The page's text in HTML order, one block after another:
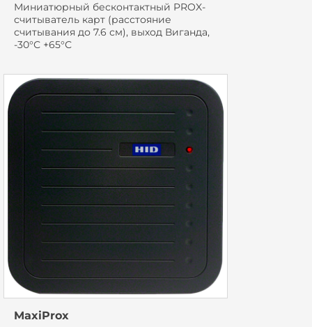
Миниатюрный бесконтактный PROX-
считыватель карт (расстояние
считывания до 7.6 см), выход Виганда,
-30°С +65°С
MaxiProx